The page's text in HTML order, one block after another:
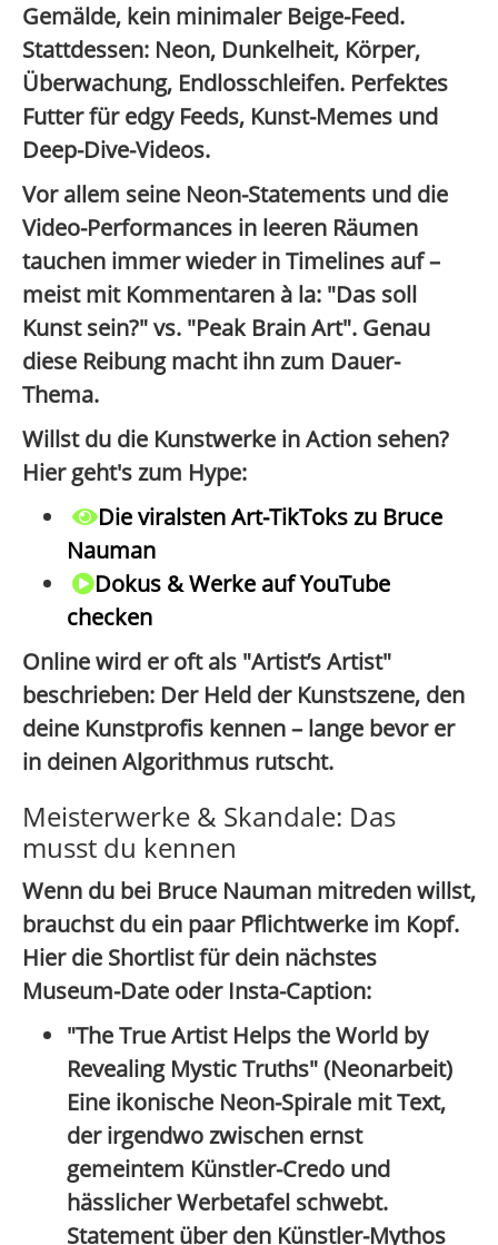
Gemälde, kein minimaler Beige-Feed.
Stattdessen: Neon, Dunkelheit, Körper,
Überwachung, Endlosschleifen. Perfektes
Futter für edgy Feeds, Kunst-Memes und
Deep-Dive-Videos.
Vor allem seine Neon-Statements und die
Video-Performances in leeren Räumen
tauchen immer wieder in Timelines auf –
meist mit Kommentaren à la: "Das soll
Kunst sein?" vs. "Peak Brain Art". Genau
diese Reibung macht ihn zum Dauer-
Thema.
Willst du die Kunstwerke in Action sehen?
Hier geht's zum Hype:
Die viralsten Art-TikToks zu Bruce
Nauman
Dokus & Werke auf YouTube
checken
Online wird er oft als "Artist’s Artist"
beschrieben: Der Held der Kunstszene, den
deine Kunstprofis kennen – lange bevor er
in deinen Algorithmus rutscht.
Meisterwerke & Skandale: Das
musst du kennen
Wenn du bei Bruce Nauman mitreden willst,
brauchst du ein paar Pflichtwerke im Kopf.
Hier die Shortlist für dein nächstes
Museum-Date oder Insta-Caption:
"The True Artist Helps the World by
Revealing Mystic Truths" (Neonarbeit)
Eine ikonische Neon-Spirale mit Text,
der irgendwo zwischen ernst
gemeintem Künstler-Credo und
hässlicher Werbetafel schwebt.
Statement über den Künstler-Mythos